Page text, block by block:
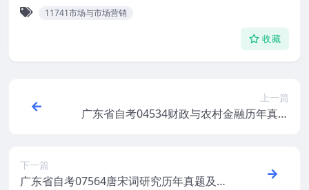
11741市场与市场营销
收藏
上一篇
广东省自考04534财政与农村金融历年真题
下一篇
广东省自考07564唐宋词研究历年真题及答